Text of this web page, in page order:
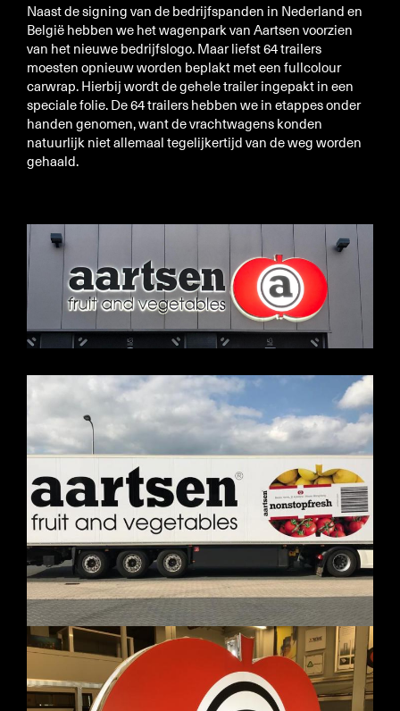
Naast de signing van de bedrijfspanden in Nederland en
België hebben we het wagenpark van Aartsen voorzien
van het nieuwe bedrijfslogo. Maar liefst 64 trailers
moesten opnieuw worden beplakt met een fullcolour
carwrap. Hierbij wordt de gehele trailer ingepakt in een
speciale folie. De 64 trailers hebben we in etappes onder
handen genomen, want de vrachtwagens konden
natuurlijk niet allemaal tegelijkertijd van de weg worden
gehaald.